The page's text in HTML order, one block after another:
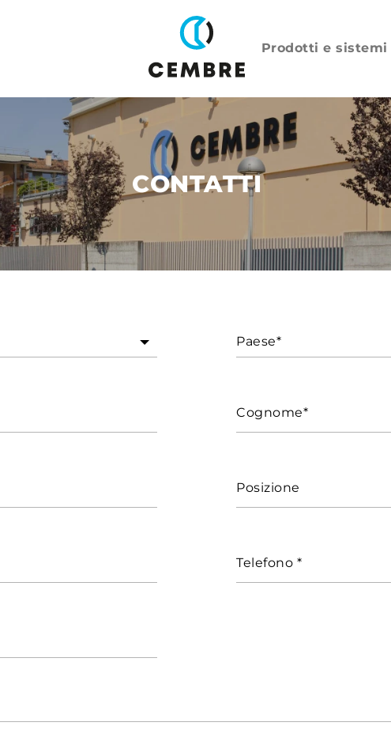
Prodotti e sistemi
CONTATTI
Paese*
Cognome*
Posizione
Telefono *